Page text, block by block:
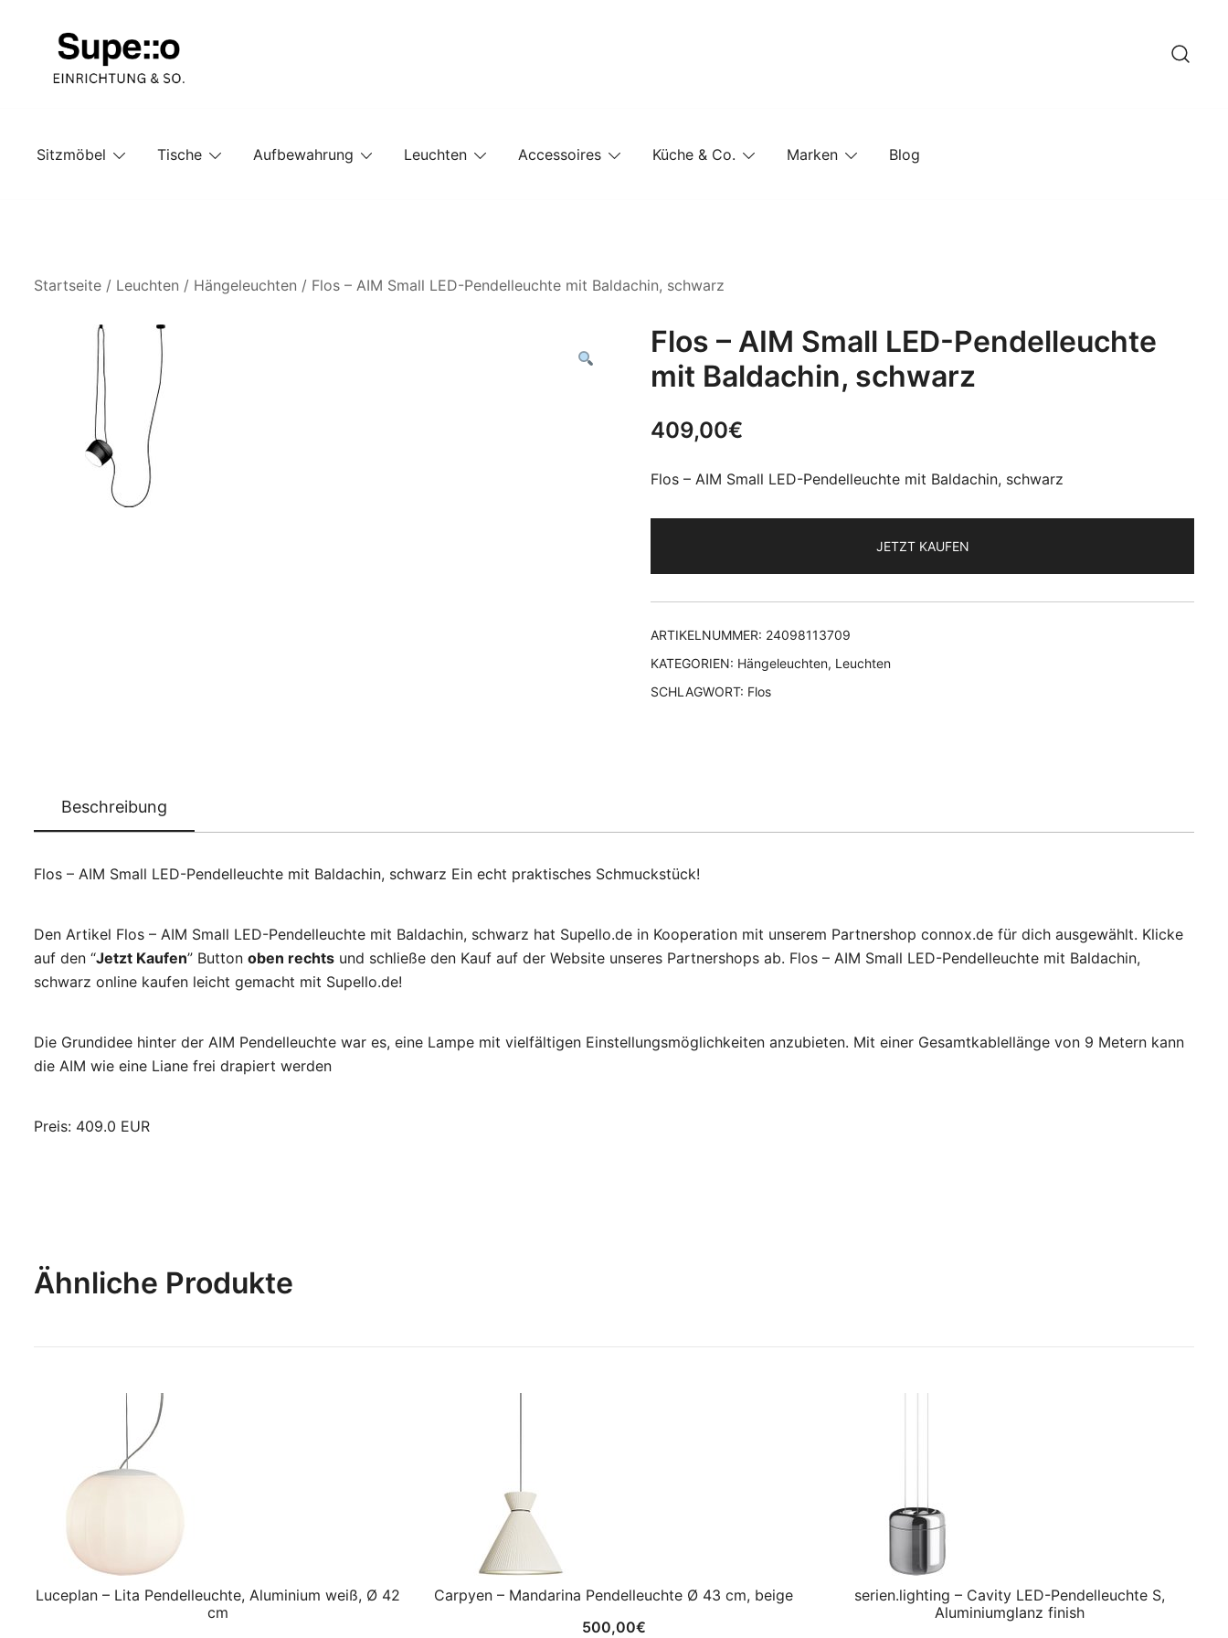
Sitzmöbel
Tische Aufbewahrung Leuchten Accessoires Küche & Co. Marken Blog
Startseite / Leuchten / Hängeleuchten / Flos – AIM Small LED-Pendelleuchte mit Baldachin, schwarz
Flos – AIM Small LED-Pendelleuchte
mit Baldachin, schwarz
409,00€
Flos – AIM Small LED-Pendelleuchte mit Baldachin, schwarz
JETZT KAUFEN
ARTIKELNUMMER: 24098113709
KATEGORIEN: Hängeleuchten, Leuchten
SCHLAGWORT: Flos
Beschreibung
Flos – AIM Small LED-Pendelleuchte mit Baldachin, schwarz Ein echt praktisches Schmuckstück!
Den Artikel Flos – AIM Small LED-Pendelleuchte mit Baldachin, schwarz hat Supello.de in Kooperation mit unserem Partnershop connox.de für dich ausgewählt. Klicke
auf den “Jetzt Kaufen” Button oben rechts und schließe den Kauf auf der Website unseres Partnershops ab. Flos – AIM Small LED-Pendelleuchte mit Baldachin,
schwarz online kaufen leicht gemacht mit Supello.de!
Die Grundidee hinter der AIM Pendelleuchte war es, eine Lampe mit vielfältigen Einstellungsmöglichkeiten anzubieten. Mit einer Gesamtkablellänge von 9 Metern kann
die AIM wie eine Liane frei drapiert werden
Preis: 409.0 EUR
Ähnliche Produkte
Luceplan – Lita Pendelleuchte, Aluminium weiß, Ø 42
cm
Carpyen – Mandarina Pendelleuchte Ø 43 cm, beige
500,00€
serien.lighting – Cavity LED-Pendelleuchte S,
Aluminiumglanz finish